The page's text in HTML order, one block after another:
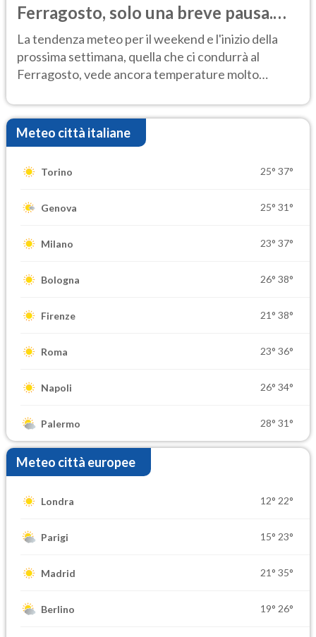
Ferragosto, solo una breve pausa.
Ecco dove
La tendenza meteo per il weekend e l'inizio della
prossima settimana, quella che ci condurrà al
Ferragosto, vede ancora temperature molto
Meteo città italiane
Torino 25° 37°
Genova 25° 31°
Milano 23° 37°
Bologna 26° 38°
Firenze 21° 38°
Roma 23° 36°
Napoli 26° 34°
Palermo 28° 31°
Meteo città europee
Londra 12° 22°
Parigi 15° 23°
Madrid 21° 35°
Berlino 19° 26°